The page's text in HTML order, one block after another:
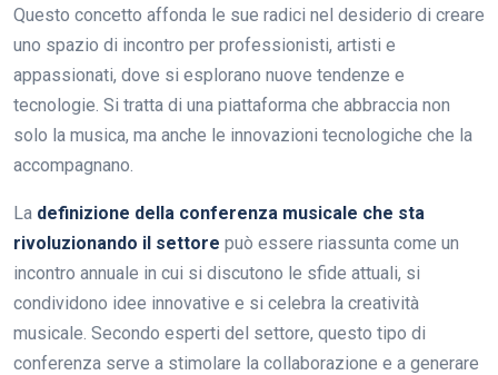
Questo concetto affonda le sue radici nel desiderio di creare
uno spazio di incontro per professionisti, artisti e
appassionati, dove si esplorano nuove tendenze e
tecnologie. Si tratta di una piattaforma che abbraccia non
solo la musica, ma anche le innovazioni tecnologiche che la
accompagnano.
La definizione della conferenza musicale che sta
rivoluzionando il settore può essere riassunta come un
incontro annuale in cui si discutono le sfide attuali, si
condividono idee innovative e si celebra la creatività
musicale. Secondo esperti del settore, questo tipo di
conferenza serve a stimolare la collaborazione e a generare